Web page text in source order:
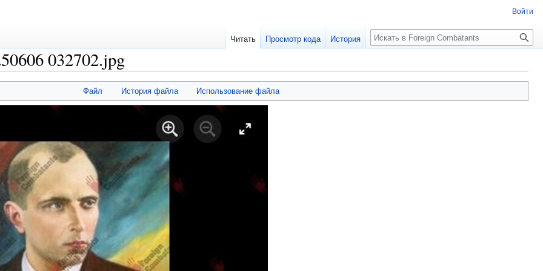
032702.jpg
Файл История файла Использование файла
Войти
Читать Просмотр кода История